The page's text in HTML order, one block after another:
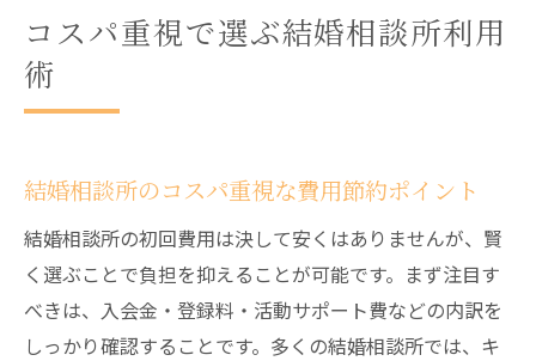
コスパ重視で選ぶ結婚相談所利用
術
結婚相談所のコスパ重視な費用節約ポイント
結婚相談所の初回費用は決して安くはありませんが、賢
く選ぶことで負担を抑えることが可能です。まず注目す
べきは、入会金・登録料・活動サポート費などの内訳を
しっかり確認することです。多くの結婚相談所では、キ